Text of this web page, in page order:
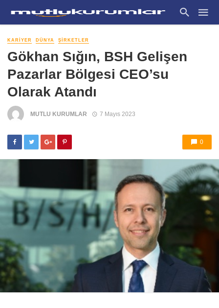
KARIYER DÜNYA ŞIRKETLER
Gökhan Sığın, BSH Gelişen
Pazarlar Bölgesi CEO’su
Olarak Atandı
MUTLU KURUMLAR 7 Mayıs 2023
0